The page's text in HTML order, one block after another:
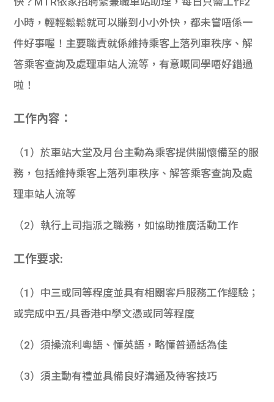
小時，輕輕鬆鬆就可以賺到小小外快，都未嘗唔係一
件好事喔！主要職責就係維持乘客上落列車秩序、解
答乘客查詢及處理車站人流等，有意嘅同學唔好錯過
啦！
工作內容：
（1）於車站大堂及月台主動為乘客提供關懷備至的服
務，包括維持乘客上落列車秩序、解答乘客查詢及處
理車站人流等
（2）執行上司指派之職務，如協助推廣活動工作
工作要求:
（1）中三或同等程度並具有相關客戶服務工作經驗；
或完成中五/具香港中學文憑或同等程度
（2）須操流利粵語、懂英語，略懂普通話為佳
（3）須主動有禮並具備良好溝通及待客技巧